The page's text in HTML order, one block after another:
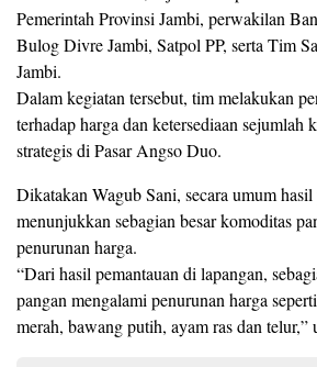
Pemerintah Provinsi Jambi, perwakilan
Bulog Divre Jambi, Satpol PP, serta Tim
Jambi.
Dalam kegiatan tersebut, tim melakukan
terhadap harga dan ketersediaan sejumlah
strategis di Pasar Angso Duo.
Dikatakan Wagub Sani, secara umum hasil
menunjukkan sebagian besar komoditas
penurunan harga.
“Dari hasil pemantauan di lapangan,
pangan mengalami penurunan harga
merah, bawang putih, ayam ras dan telur,”